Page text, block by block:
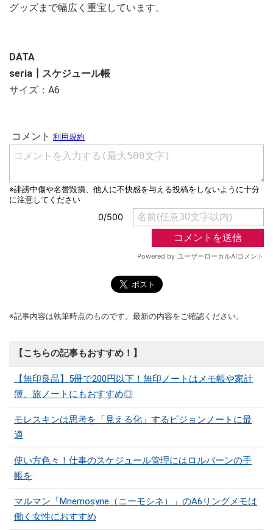
グッズまで幅広く重宝しています。
DATA
seria┃スケジュール帳
サイズ：A6
※記事内容は執筆時点のものです。最新の内容をご確認ください。
【こちらの記事もおすすめ！】
【無印良品】5冊で200円以下！無印ノートはメモ帳や家計
簿、旅ノートにもおすすめ◎
モレスキンは思考を「見える化」するビジョンノートに最
適
使い方色々！仕事のスケジュール管理にはロルバーンの手
帳を
マルマン「Mnemosyne（ニーモシネ）」のA6リングメモは
働く女性におすすめ